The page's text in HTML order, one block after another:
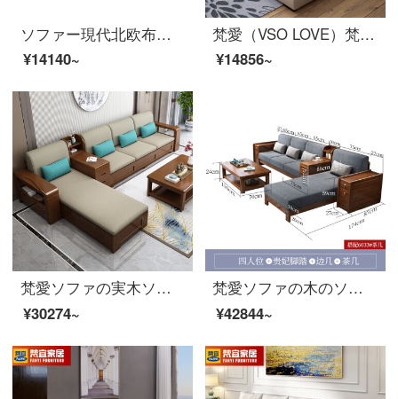
ソファー現代北欧布芸ソファーの木枠のソファーのリビングルームには、リビング家具を三人で配置しています。
¥14140~
梵愛（VSO LOVE）梵愛ソファ布芸ソファー中小戸型は現代簡単客間ファッションセット家具【豪華版】二人位＋貴妃位＋シングルカラーノートを取り外すことができます。
¥14856~
梵愛ソファの実木ソファ全実木布芸ソファ現代簡単な中国式セットラテックスソファリビングルームの家具の収納版
¥30274~
梵愛ソファの木のソファ、胡桃の木の布芸ソファ現代中国式のシンプルなソファルームの家具の4つのセット+いくつかの+足+茶何
¥42844~